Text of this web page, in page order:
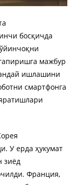
босқичда
мажбур
ишлашини
смартфонга
У ерда ҳукумат
зиёд
Франция,